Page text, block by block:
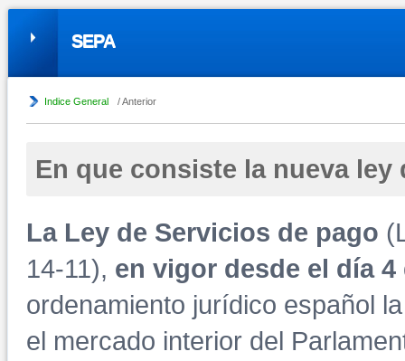
SEPA
Indice General / Anterior
En que consiste la nueva ley
La Ley de Servicios de pago
14-11), en vigor desde el día
ordenamiento jurídico español
el mercado interior del